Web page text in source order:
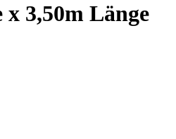
3,50m Länge